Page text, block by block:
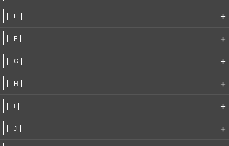
E +
F +
G +
H +
+
J +